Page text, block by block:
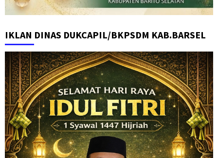
IKLAN DINAS DUKCAPIL/BKPSDM KAB.BARSEL